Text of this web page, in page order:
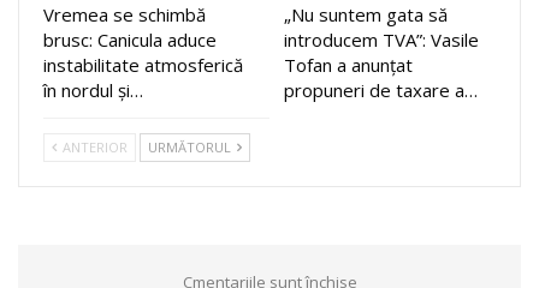
Vremea se schimbă
brusc: Canicula aduce
instabilitate atmosferică
în nordul și…
„Nu suntem gata să
introducem TVA”: Vasile
Tofan a anunțat
propuneri de taxare a…
ANTERIOR URMĂTORUL
Cmentariile sunt închise